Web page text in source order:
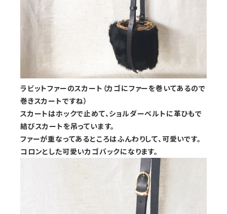
ラビットファーのスカート（カゴにファーを巻いてあるので
巻きスカートですね）
スカートはホックで止めて、ショルダーベルトに革ひもで
結びスカートを吊っています。
ファーが重なってあるところはふんわりして、可愛いです。
コロンとした可愛いカゴバックになります。